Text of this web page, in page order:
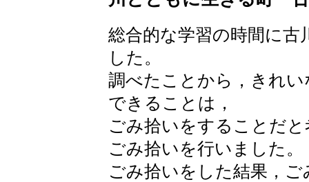
総合的な学習の時間に
した。
調べたことから，きれ
できることは，
ごみ拾いをすることだ
ごみ拾いを行いました。
ごみ拾いをした結果，